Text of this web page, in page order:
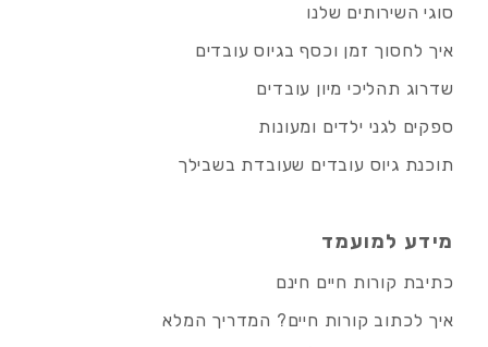
סוגי השירותים שלנו
איך לחסוך זמן וכסף בגיוס עובדים
שדרוג תהליכי מיון עובדים
ספקים לגני ילדים ומעונות
תוכנת גיוס עובדים שעובדת בשבילך
מידע למועמד
כתיבת קורות חיים חינם
איך לכתוב קורות חיים? המדריך המלא